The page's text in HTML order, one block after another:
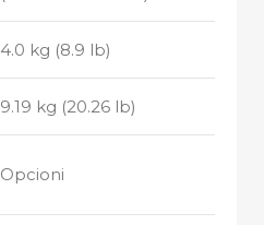
4.0 kg (8.9 lb)
9.19 kg (20.26 lb)
Opcioni